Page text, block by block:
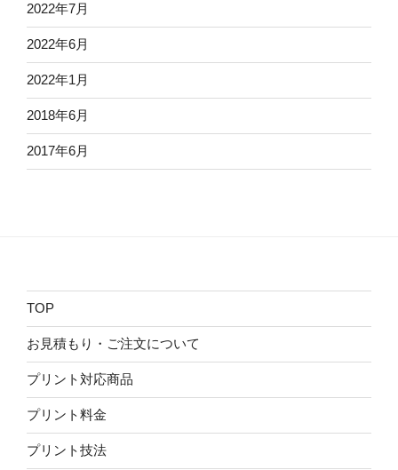
2022年7月
2022年6月
2022年1月
2018年6月
2017年6月
TOP
お見積もり・ご注文について
プリント対応商品
プリント料金
プリント技法